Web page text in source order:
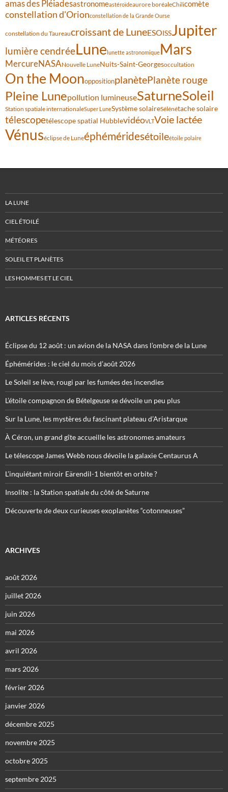
amas des Pléiadesastronomeastéroïdeaurore boréaleChilicomète
constellation d'Orionconstellation de la Grande Ourse
constellation du Taureaucroissant de LuneESOISSJupiter
lumière cendréeLunelunette astronomiqueMars
MercureNASANouvelle LuneNuits-Saint-Georgesoccultation
On the MoonoppositionplanètePlanète rouge
Pleine Lunepollution lumineuseSaturneSoleil
Station spatiale internationaleSuper LuneSystème solaireSélénétache solaire
télescopetélescope spatial HubblevidéoVLTVoie lactée
Vénuséclipse de Luneéphéméridesétoileétoile polaire
LA LUNE
CIEL ÉTOILÉ
MÉTÉORES
SOLEIL ET PLANÈTES
LES HOMMES ET LE CIEL
ARTICLES RÉCENTS
Éclipse du 12 août : un avion de la NASA dans l’ombre de la Lune
Éphémérides : le ciel du mois d’août 2026
Le Soleil se lève, rougi par les fumées des incendies
L’étoile compagnon de Bételgeuse se dévoile un peu plus
Sur la Lune, les mystères du fascinant plateau d’Aristarque
À Céron, un grand gîte accueille les astronomes amateurs
Le télescope James Webb nous dévoile la galaxie Centaurus A
L’inquiétant miroir Eärendil-1 bientôt en orbite ?
Insolite : la Station spatiale du côté de Saturne
Découverte de deux curieuses exoplanètes “cotonneuses”
ARCHIVES
août 2026
juillet 2026
juin 2026
mai 2026
avril 2026
mars 2026
février 2026
janvier 2026
décembre 2025
novembre 2025
octobre 2025
septembre 2025